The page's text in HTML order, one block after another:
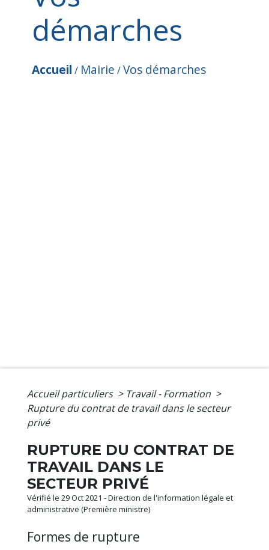
démarches
Accueil / Mairie /Vos démarches
Accueil particuliers > Travail - Formation >
Rupture du contrat de travail dans le secteur
privé
RUPTURE DU CONTRAT DE
TRAVAIL DANS LE
SECTEUR PRIVÉ
Vérifié le 29 Oct 2021 - Direction de l'information légale et
administrative (Première ministre)
Formes de rupture